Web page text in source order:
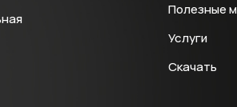
Полезные
Услуги
Скачать